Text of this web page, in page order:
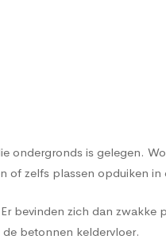
ondergronds is gelegen.
of zelfs plassen opduiken in
bevinden zich dan zwakke
betonnen keldervloer.